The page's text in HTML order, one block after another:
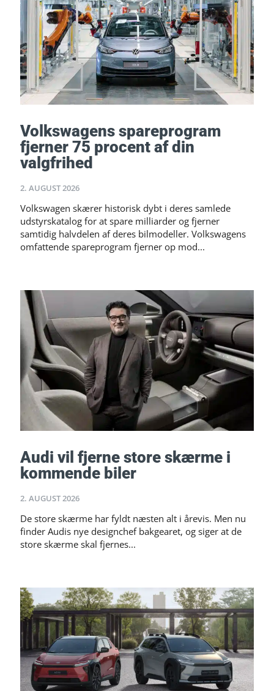
Volkswagens spareprogram
fjerner 75 procent af din
valgfrihed
2. AUGUST 2026
Volkswagen skærer historisk dybt i deres samlede
udstyrskatalog for at spare milliarder og fjerner
samtidig halvdelen af deres bilmodeller. Volkswagens
omfattende spareprogram fjerner op mod...
Audi vil fjerne store skærme i
kommende biler
2. AUGUST 2026
De store skærme har fyldt næsten alt i årevis. Men nu
finder Audis nye designchef bakgearet, og siger at de
store skærme skal fjernes...